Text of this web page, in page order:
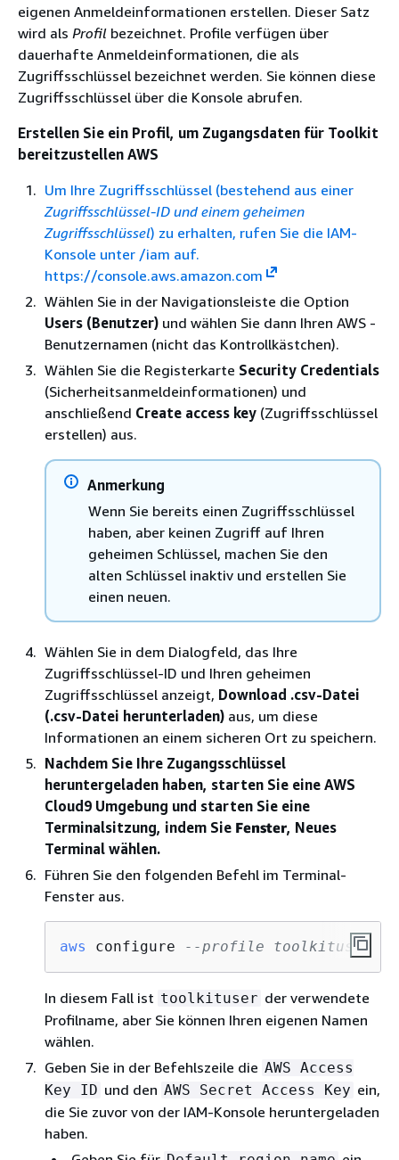
eigenen Anmeldeinformationen erstellen. Dieser Satz
wird als Profil bezeichnet. Profile verfügen über
dauerhafte Anmeldeinformationen, die als
Zugriffsschlüssel bezeichnet werden. Sie können diese
Zugriffsschlüssel über die Konsole abrufen.
Erstellen Sie ein Profil, um Zugangsdaten für Toolkit
bereitzustellen AWS
Um Ihre Zugriffsschlüssel (bestehend aus einer
Zugriffsschlüssel-ID und einem geheimen
Zugriffsschlüssel) zu erhalten, rufen Sie die IAM-
Konsole unter /iam auf.
https://console.aws.amazon.com
Wählen Sie in der Navigationsleiste die Option
Users (Benutzer) und wählen Sie dann Ihren AWS -
Benutzernamen (nicht das Kontrollkästchen).
Wählen Sie die Registerkarte Security Credentials
(Sicherheitsanmeldeinformationen) und
anschließend Create access key (Zugriffsschlüssel
erstellen) aus.
Anmerkung
Wenn Sie bereits einen Zugriffsschlüssel
haben, aber keinen Zugriff auf Ihren
geheimen Schlüssel, machen Sie den
alten Schlüssel inaktiv und erstellen Sie
einen neuen.
Wählen Sie in dem Dialogfeld, das Ihre
Zugriffsschlüssel-ID und Ihren geheimen
Zugriffsschlüssel anzeigt, Download .csv-Datei
(.csv-Datei herunterladen) aus, um diese
Informationen an einem sicheren Ort zu speichern.
Nachdem Sie Ihre Zugangsschlüssel
heruntergeladen haben, starten Sie eine AWS
Cloud9 Umgebung und starten Sie eine
Terminalsitzung, indem Sie Fenster, Neues
Terminal wählen.
Führen Sie den folgenden Befehl im Terminal-
Fenster aus.
aws configure --profile toolkituser
In diesem Fall ist toolkituser der verwendete
Profilname, aber Sie können Ihren eigenen Namen
wählen.
Geben Sie in der Befehlszeile die AWS Access
Key ID und den AWS Secret Access Key ein,
die Sie zuvor von der IAM-Konsole heruntergeladen
haben.